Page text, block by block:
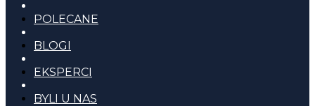
POLECANE
BLOGI
EKSPERCI
BYLI U NAS